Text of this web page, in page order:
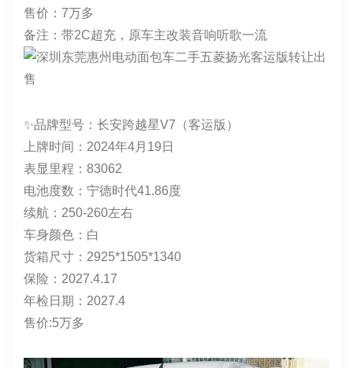
2026-7-23
✨品牌型号:五菱扬光（客运版）
上牌时间: 2025年9月19日
表显里程：23015
电池度数：神炼电池56.2度
车身颜色：白